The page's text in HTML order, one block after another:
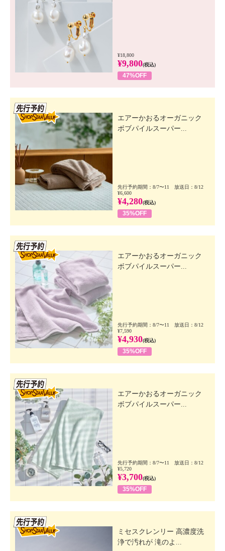
¥18,800
¥9,800(税込)
47%OFF
エアーかおるオーガニック
ボブパイルスーパー...
先行予約期間：8/7〜11 放送日：8/12
¥6,600
¥4,280(税込)
35%OFF
エアーかおるオーガニック
ボブパイルスーパー...
先行予約期間：8/7〜11 放送日：8/12
¥7,590
¥4,930(税込)
35%OFF
エアーかおるオーガニック
ボブパイルスーパー...
先行予約期間：8/7〜11 放送日：8/12
¥5,720
¥3,700(税込)
35%OFF
ミセスクレンリー 高濃度洗
浄で汚れが 滝のよ...